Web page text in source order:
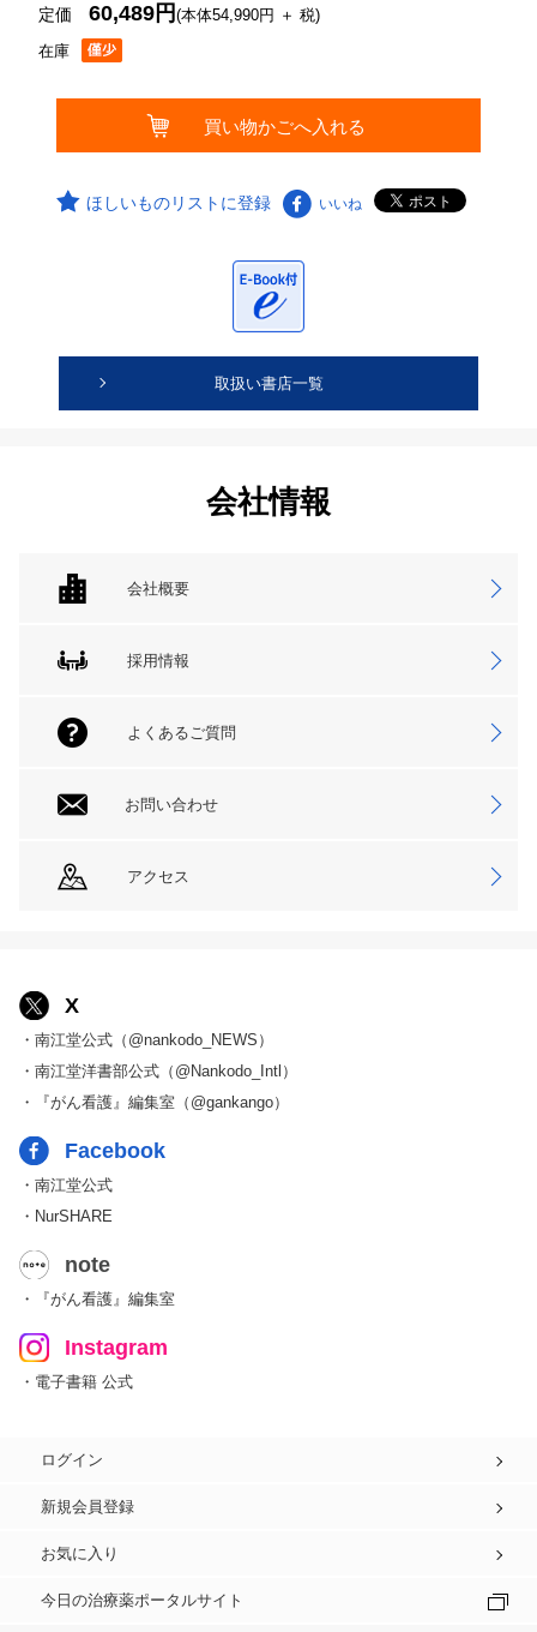
在庫
定価60,489円(本体54,990円 ＋ 税)
ほしいものリストに登録 いいね
取扱い書店一覧
会社情報
会社概要
採用情報
よくあるご質問
お問い合わせ
アクセス
X
・南江堂公式（@nankodo_NEWS）
・南江堂洋書部公式（@Nankodo_Intl）
・『がん看護』編集室（@gankango）
Facebook
・南江堂公式
・NurSHARE
note
・『がん看護』編集室
Instagram
・電子書籍 公式
ログイン
新規会員登録
お気に入り
今日の治療薬ポータルサイト